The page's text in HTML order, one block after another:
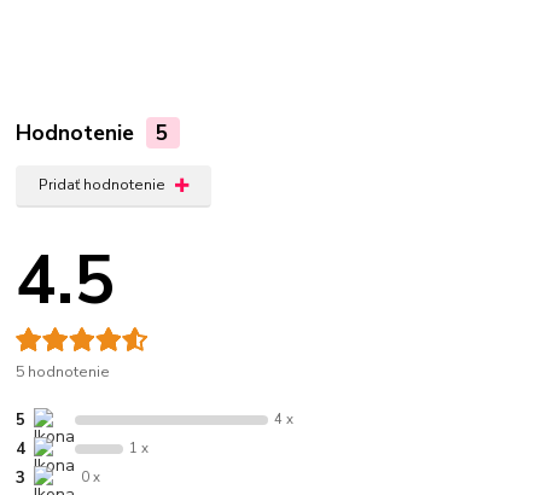
Hodnotenie 5
Pridať hodnotenie
4.5
5 hodnotenie
5 4 x
4 1 x
3 0 x